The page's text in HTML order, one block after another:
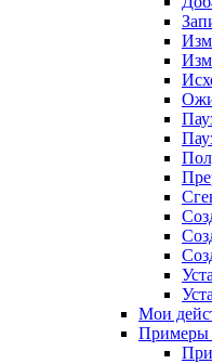
Мои
Примеры